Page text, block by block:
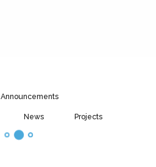
Announcements
News Projects